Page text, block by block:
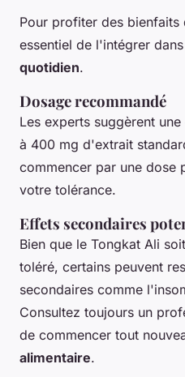
Pour profiter des bienfaits
essentiel de l'intégrer
quotidien.
Dosage recommandé
Les experts suggèrent
à 400 mg d'extrait
commencer par une dose
votre tolérance.
Effets secondaires
Bien que le Tongkat Ali
toléré, certains peuvent
secondaires comme
Consultez toujours un
de commencer tout
alimentaire.